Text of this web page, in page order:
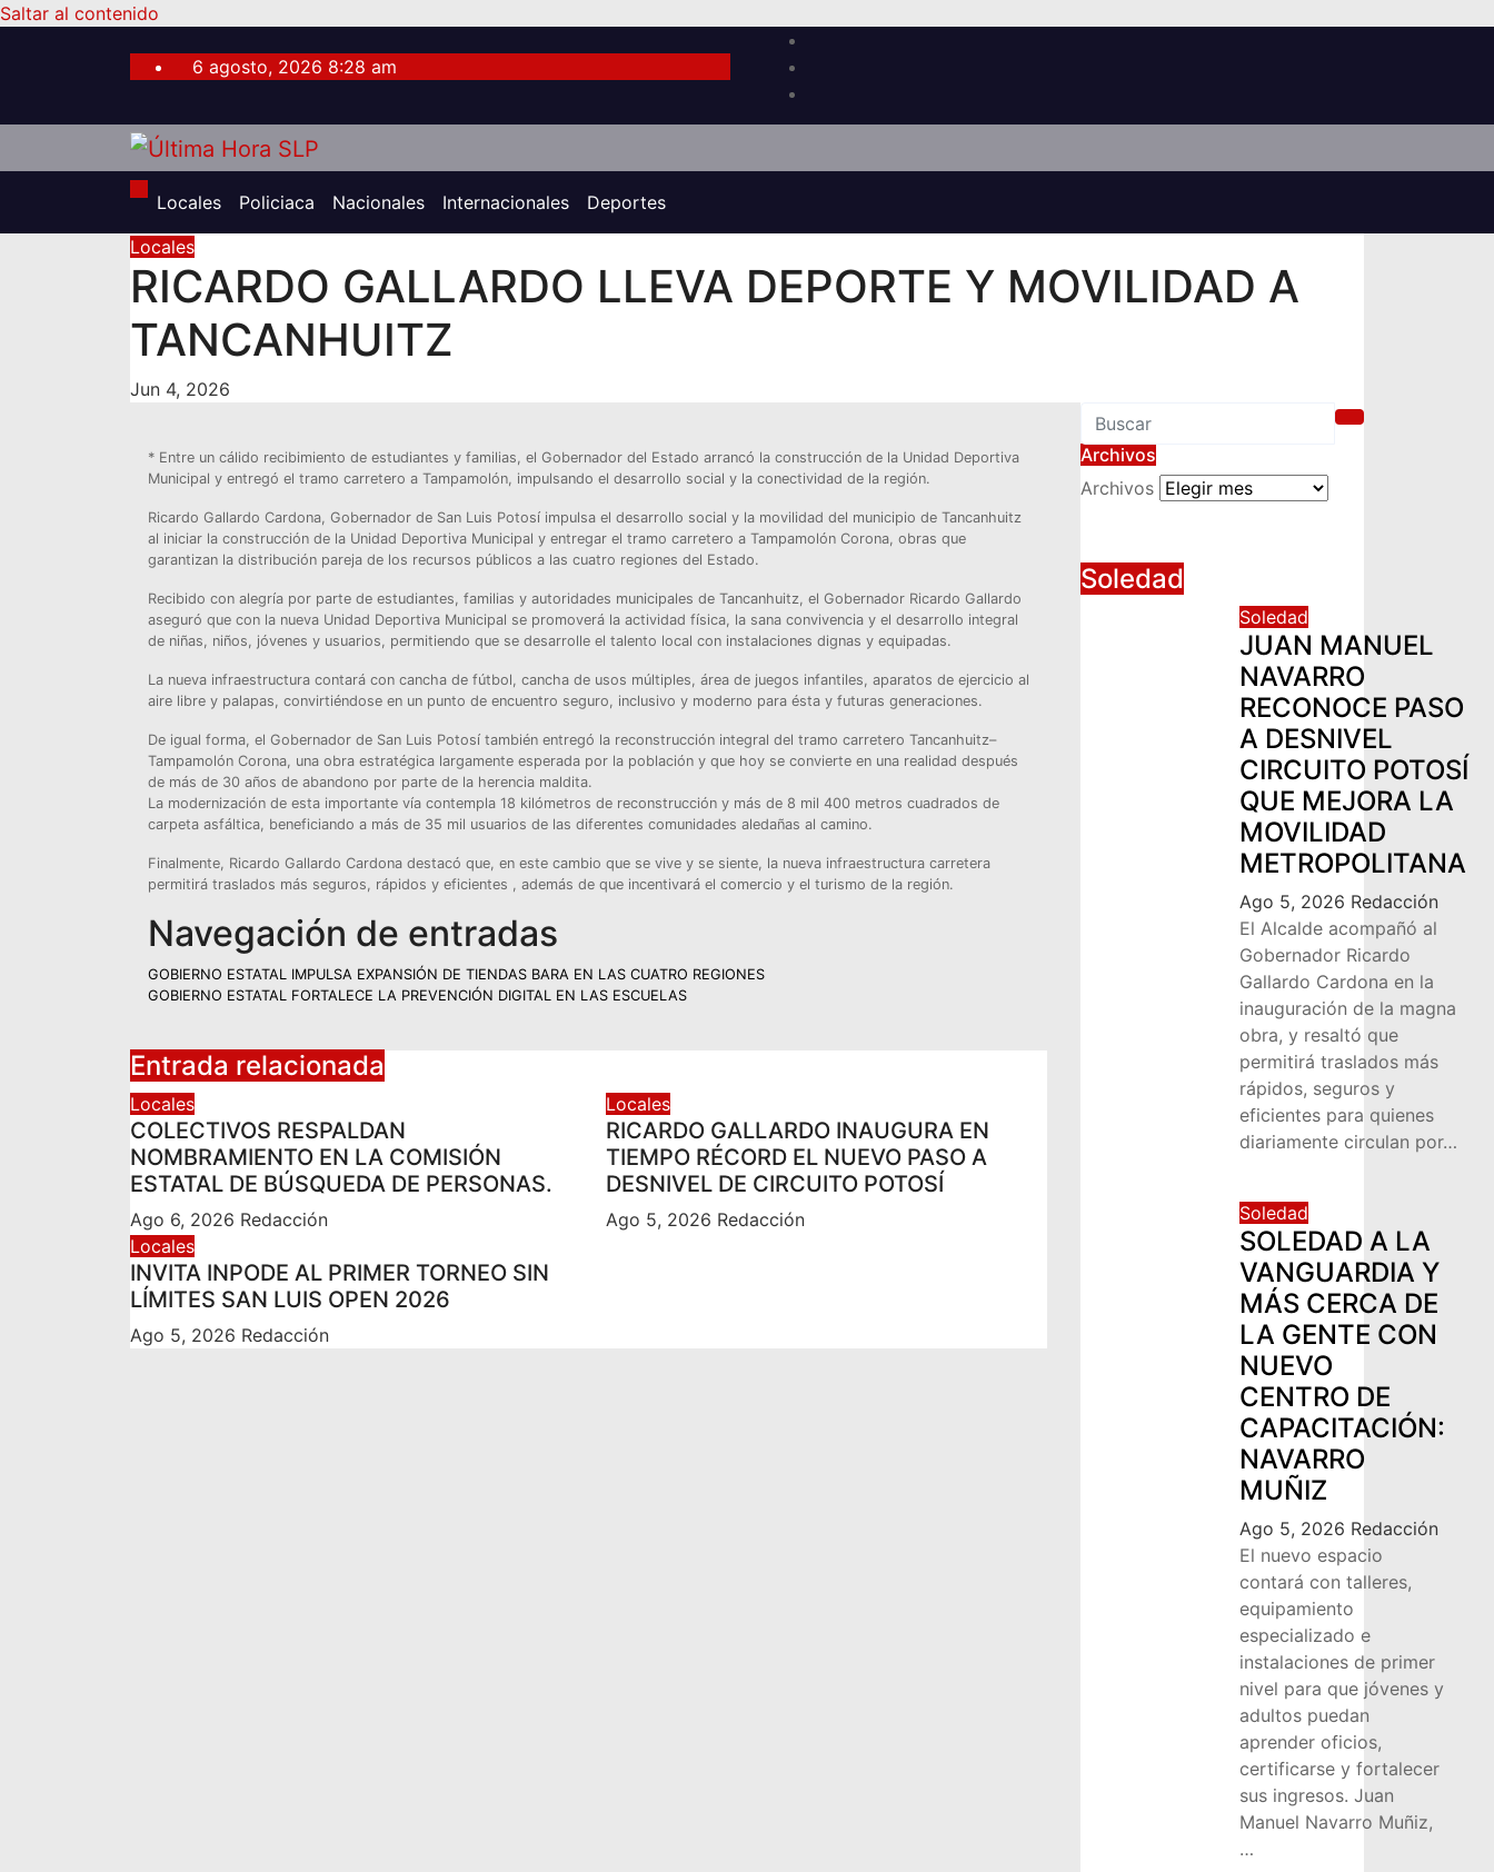
Saltar al contenido
6 agosto, 2026 8:28 am
Locales Policiaca Nacionales Internacionales
Deportes
Locales
RICARDO GALLARDO LLEVA DEPORTE Y MOVILIDAD A
TANCANHUITZ
Jun 4, 2026
* Entre un cálido recibimiento de estudiantes y familias, el Gobernador del Estado arrancó la construcción de la Unidad Deportiva
Municipal y entregó el tramo carretero a Tampamolón, impulsando el desarrollo social y la conectividad de la región.
Ricardo Gallardo Cardona, Gobernador de San Luis Potosí impulsa el desarrollo social y la movilidad del municipio de Tancanhuitz
al iniciar la construcción de la Unidad Deportiva Municipal y entregar el tramo carretero a Tampamolón Corona, obras que
garantizan la distribución pareja de los recursos públicos a las cuatro regiones del Estado.
Recibido con alegría por parte de estudiantes, familias y autoridades municipales de Tancanhuitz, el Gobernador Ricardo Gallardo
aseguró que con la nueva Unidad Deportiva Municipal se promoverá la actividad física, la sana convivencia y el desarrollo integral
de niñas, niños, jóvenes y usuarios, permitiendo que se desarrolle el talento local con instalaciones dignas y equipadas.
La nueva infraestructura contará con cancha de fútbol, cancha de usos múltiples, área de juegos infantiles, aparatos de ejercicio al
aire libre y palapas, convirtiéndose en un punto de encuentro seguro, inclusivo y moderno para ésta y futuras generaciones.
De igual forma, el Gobernador de San Luis Potosí también entregó la reconstrucción integral del tramo carretero Tancanhuitz–
Tampamolón Corona, una obra estratégica largamente esperada por la población y que hoy se convierte en una realidad después
de más de 30 años de abandono por parte de la herencia maldita.
La modernización de esta importante vía contempla 18 kilómetros de reconstrucción y más de 8 mil 400 metros cuadrados de
carpeta asfáltica, beneficiando a más de 35 mil usuarios de las diferentes comunidades aledañas al camino.
Finalmente, Ricardo Gallardo Cardona destacó que, en este cambio que se vive y se siente, la nueva infraestructura carretera
permitirá traslados más seguros, rápidos y eficientes , además de que incentivará el comercio y el turismo de la región.
Navegación de entradas
GOBIERNO ESTATAL IMPULSA EXPANSIÓN DE TIENDAS BARA EN LAS CUATRO REGIONES
GOBIERNO ESTATAL FORTALECE LA PREVENCIÓN DIGITAL EN LAS ESCUELAS
Entrada relacionada
Locales
COLECTIVOS RESPALDAN
NOMBRAMIENTO EN LA COMISIÓN
ESTATAL DE BÚSQUEDA DE PERSONAS.
Ago 6, 2026 Redacción
Locales
RICARDO GALLARDO INAUGURA EN
TIEMPO RÉCORD EL NUEVO PASO A
DESNIVEL DE CIRCUITO POTOSÍ
Ago 5, 2026 Redacción
Locales
INVITA INPODE AL PRIMER TORNEO SIN
LÍMITES SAN LUIS OPEN 2026
Ago 5, 2026 Redacción
Archivos
Archivos
Soledad
Soledad
JUAN MANUEL
NAVARRO
RECONOCE PASO
A DESNIVEL
CIRCUITO POTOSÍ
QUE MEJORA LA
MOVILIDAD
METROPOLITANA
Ago 5, 2026 Redacción
El Alcalde acompañó al
Gobernador Ricardo
Gallardo Cardona en la
inauguración de la magna
obra, y resaltó que
permitirá traslados más
rápidos, seguros y
eficientes para quienes
diariamente circulan por…
Soledad
SOLEDAD A LA
VANGUARDIA Y
MÁS CERCA DE
LA GENTE CON
NUEVO
CENTRO DE
CAPACITACIÓN:
NAVARRO
MUÑIZ
Ago 5, 2026 Redacción
El nuevo espacio
contará con talleres,
equipamiento
especializado e
instalaciones de primer
nivel para que jóvenes y
adultos puedan
aprender oficios,
certificarse y fortalecer
sus ingresos. Juan
Manuel Navarro Muñiz,
…